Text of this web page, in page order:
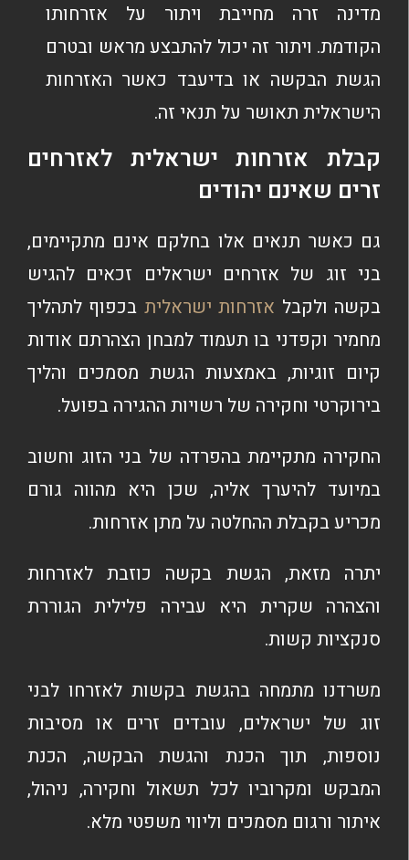
מדינה זרה מחייבת ויתור על אזרחותו
הקודמת. ויתור זה יכול להתבצע מראש ובטרם
הגשת הבקשה או בדיעבד כאשר האזרחות
הישראלית תאושר על תנאי זה.
קבלת אזרחות ישראלית לאזרחים
זרים שאינם יהודים
גם כאשר תנאים אלו בחלקם אינם מתקיימים,
בני זוג של אזרחים ישראלים זכאים להגיש
בקשה ולקבל אזרחות ישראלית בכפוף לתהליך
מחמיר וקפדני בו תעמוד למבחן הצהרתם אודות
קיום זוגיות, באמצעות הגשת מסמכים והליך
בירוקרטי וחקירה של רשויות ההגירה בפועל.
החקירה מתקיימת בהפרדה של בני הזוג וחשוב
במיועד להיערך אליה, שכן היא מהווה גורם
מכריע בקבלת ההחלטה על מתן אזרחות.
יתרה מזאת, הגשת בקשה כוזבת לאזרחות
והצהרה שקרית היא עבירה פלילית הגוררת
סנקציות קשות.
משרדנו מתמחה בהגשת בקשות לאזרחו לבני
זוג של ישראלים, עובדים זרים או מסיבות
נוספות, תוך הכנת והגשת הבקשה, הכנת
המבקש ומקרוביו לכל תשאול וחקירה, ניהול,
איתור ורגום מסמכים וליווי משפטי מלא.